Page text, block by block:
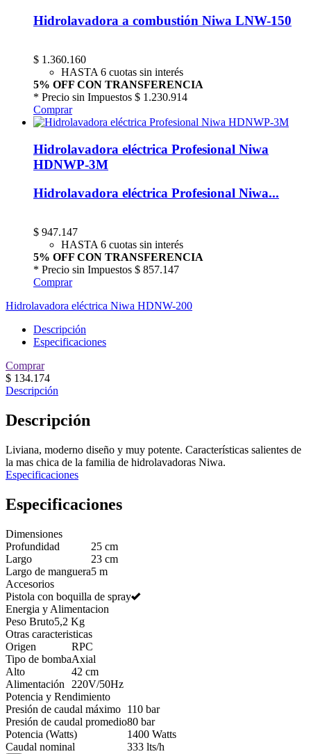
Hidrolavadora a combustión Niwa LNW-150
$ 1.360.160
HASTA 6 cuotas sin interés
5% OFF CON TRANSFERENCIA
* Precio sin Impuestos $ 1.230.914
Comprar
Hidrolavadora eléctrica Profesional Niwa
HDNWP-3M
Hidrolavadora eléctrica Profesional Niwa...
$ 947.147
HASTA 6 cuotas sin interés
5% OFF CON TRANSFERENCIA
* Precio sin Impuestos $ 857.147
Comprar
Hidrolavadora eléctrica Niwa HDNW-200
Descripción
Especificaciones
Comprar
$ 134.174
Descripción
Descripción
Liviana, moderno diseño y muy potente. Características salientes de
la mas chica de la familia de hidrolavadoras Niwa.
Especificaciones
Especificaciones
Dimensiones
Profundidad
25 cm
Largo
23 cm
Largo de manguera5 m
Accesorios
Pistola con boquilla de spray
Energia y Alimentacion
Peso Bruto5,2 Kg
Otras caracteristicas
Origen
RPC
Tipo de bombaAxial
Alto
42 cm
Alimentación
220V/50Hz
Potencia y Rendimiento
Presión de caudal máximo 110 bar
Presión de caudal promedio80 bar
Potencia (Watts)
1400 Watts
Caudal nominal
333 lts/h